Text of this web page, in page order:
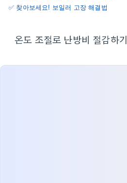
✅ 찾아보세요! 보일러 고장 해결법
온도 조절로 난방비 절감하기